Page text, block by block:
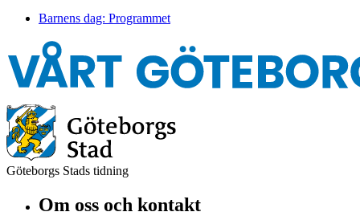
Barnens dag: Programmet
Göteborgs Stads tidning
Om oss och kontakt